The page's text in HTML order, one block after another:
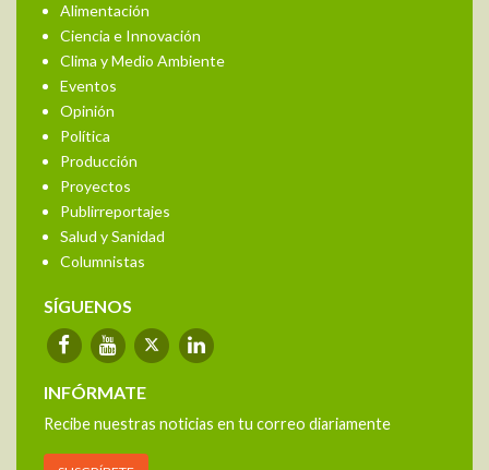
Alimentación
Ciencia e Innovación
Clima y Medio Ambiente
Eventos
Opinión
Política
Producción
Proyectos
Publirreportajes
Salud y Sanidad
Columnistas
SÍGUENOS
INFÓRMATE
Recibe nuestras noticias en tu correo diariamente